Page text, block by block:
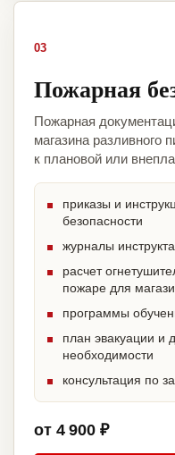
03
Пожарная
Пожарная
магазина разливного
к плановой или
приказы и
безопасности
журналы
расчет
пожаре для
программы
план эвакуации и
необходимости
консультация по
от 4 900 ₽